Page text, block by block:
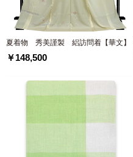
夏着物 秀美謹製 絽訪問着【華文】
￥148,500